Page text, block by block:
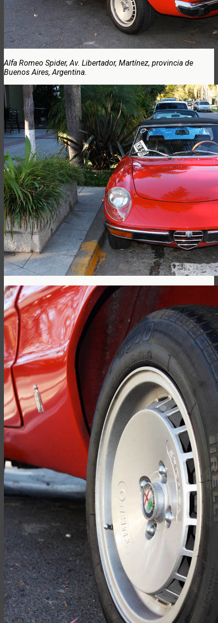
Alfa Romeo Spider, Av. Libertador, Martínez, provincia de
Buenos Aires, Argentina.